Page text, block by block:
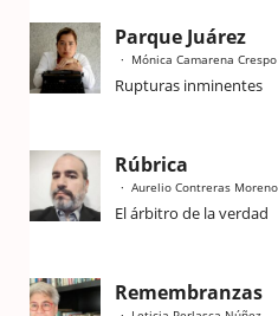
Parque Juárez
Mónica Camarena Crespo
Rupturas inminentes
Rúbrica
Aurelio Contreras Moreno
El árbitro de la verdad
Remembranzas